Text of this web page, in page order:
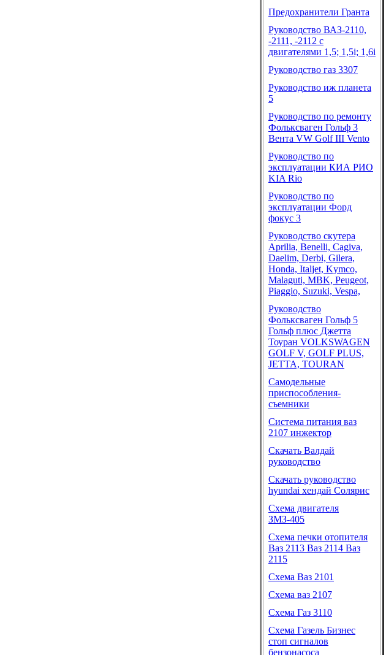
Предохранители Гранта
Руководство ВАЗ-2110,
-2111, -2112 с
двигателями 1,5; 1,5i; 1,6i
Руководство газ 3307
Руководство иж планета
5
Руководство по ремонту
Фольксваген Гольф 3
Вента VW Golf III Vento
Руководство по
эксплуатации КИА РИО
KIA Rio
Руководство по
эксплуатации Форд
фокус 3
Руководство скутера
Aprilia, Benelli, Cagiva,
Daelim, Derbi, Gilera,
Honda, Italjet, Kymco,
Malaguti, MBK, Peugeot,
Piaggio, Suzuki, Vespa,
Руководство
Фольксваген Гольф 5
Гольф плюс Джетта
Тоуран VOLKSWAGEN
GOLF V, GOLF PLUS,
JETTA, TOURAN
Самодельные
приспособления-
съемники
Система питания ваз
2107 инжектор
Скачать Валдай
руководство
Скачать руководство
hyundai хендай Солярис
Схема двигателя
ЗМЗ-405
Схема печки отопителя
Ваз 2113 Ваз 2114 Ваз
2115
Схема Ваз 2101
Схема ваз 2107
Схема Газ 3110
Схема Газель Бизнес
стоп сигналов
бензонасоса